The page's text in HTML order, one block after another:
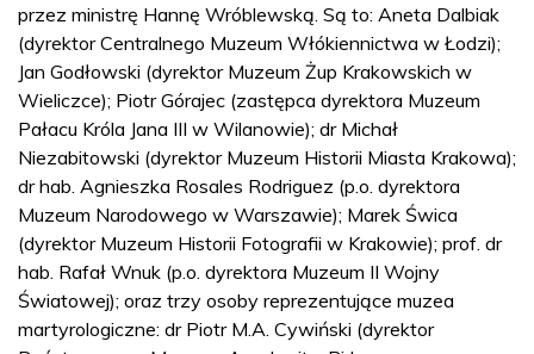
przez ministrę Hannę Wróblewską. Są to: Aneta Dalbiak
(dyrektor Centralnego Muzeum Włókiennictwa w Łodzi);
Jan Godłowski (dyrektor Muzeum Żup Krakowskich w
Wieliczce); Piotr Górajec (zastępca dyrektora Muzeum
Pałacu Króla Jana III w Wilanowie); dr Michał
Niezabitowski (dyrektor Muzeum Historii Miasta Krakowa);
dr hab. Agnieszka Rosales Rodriguez (p.o. dyrektora
Muzeum Narodowego w Warszawie); Marek Świca
(dyrektor Muzeum Historii Fotografii w Krakowie); prof. dr
hab. Rafał Wnuk (p.o. dyrektora Muzeum II Wojny
Światowej); oraz trzy osoby reprezentujące muzea
martyrologiczne: dr Piotr M.A. Cywiński (dyrektor